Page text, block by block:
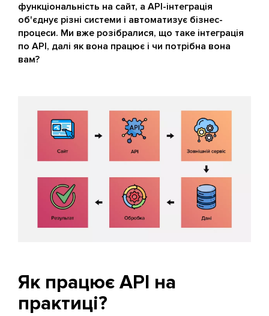
функціональність на сайт, а API-інтеграція
об'єднує різні системи і автоматизує бізнес-
процеси. Ми вже розібралися, що таке інтеграція
по API, далі як вона працює і чи потрібна вона
вам?
Як працює API на
практиці?